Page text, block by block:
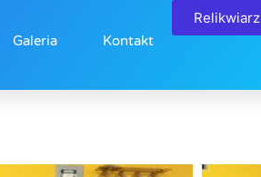
Galeria Kontakt
Relikwiarz